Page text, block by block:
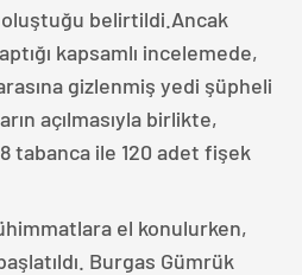
belirtildi.Ancak
kapsamlı incelemede,
gizlenmiş yedi şüpheli
açılmasıyla birlikte,
tabanca ile 120 adet fişek
el konulurken,
Burgas Gümrük